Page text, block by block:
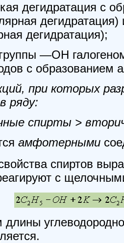
дегидратация с
дегидратация);
—ОН
с образованием
при которых
ряду:
спирты >
амфотерными
спиртов
с